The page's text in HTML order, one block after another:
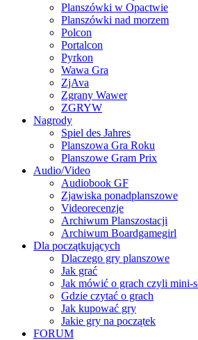
Planszówki w Opactwie
Planszówki nad morzem
Polcon
Portalcon
Pyrkon
Wawa Gra
ZjAva
Zgrany Wawer
ZGRYW
Nagrody
Spiel des Jahres
Planszowa Gra Roku
Planszowe Gram Prix
Audio/Video
Audiobook GF
Zjawiska ponadplanszowe
Videorecenzje
Archiwum Planszostacji
Archiwum Boardgamegirl
Dla początkujących
Dlaczego gry planszowe
Jak grać
Jak mówić o grach czyli mini-
Gdzie czytać o grach
Jak kupować gry
Jakie gry na początek
FORUM